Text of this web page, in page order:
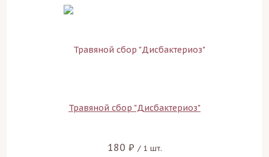
Травяной сбор "Дисбактериоз"
180 ₽ / 1 шт.